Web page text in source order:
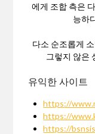
에게 조합 측은
능하
다소 순조롭게
그렇지 않은
유익한 사이트
https://
https://
https://